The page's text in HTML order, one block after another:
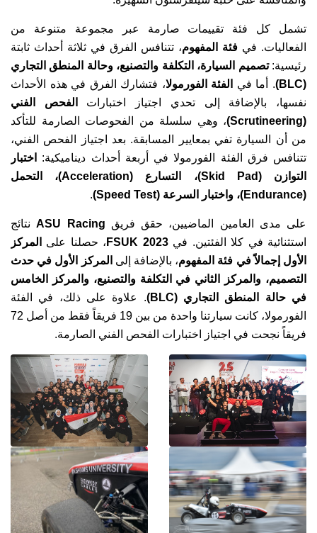
تشمل كل فئة تقييمات صارمة عبر مجموعة متنوعة من
الفعاليات. في فئة المفهوم، تتنافس الفرق في ثلاثة أحداث ثابتة
رئيسية:تصميم السيارة، التكلفة والتصنيع، وحالة المنطق التجاري
(BLC)
. أما في الفئة الفورمولا، فتشارك الفرق في هذه الأحداث
نفسها، بالإضافة إلى تحدي اجتياز اختبارات
الفحص الفني
(Scrutineering)
، وهي سلسلة من الفحوصات الصارمة للتأكد
من أن السيارة تفي بمعايير المسابقة. بعد اجتياز الفحص الفني،
تتنافس فرق الفئة الفورمولا في أربعة أحداث ديناميكية:
اختبار
التوازن (Skid Pad)، التسارع (Acceleration)، التحمل
(Endurance)، واختبار السرعة (Speed Test)
.
على مدى العامين الماضيين، حقق فريق ASU Racingنتائج
استثنائية في كلا الفئتين. فيFSUK 2023 ، حصلنا على
المركز
الأول إجمالاً في فئة المفهوم، بالإضافة إلى المركز الأول في حدث
التصميم، والمركز الثاني في التكلفة والتصنيع، والمركز الخامس
في حالة المنطق التجاري (BLC)
. علاوة على ذلك، في الفئة
الفورمولا، كانت سيارتنا واحدة من بين 19 فريقاً فقط من أصل 72
فريقاً نجحت في اجتياز اختبارات الفحص الفني الصارمة.